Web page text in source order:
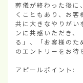
葬儀が終わった後に
くこともあり、お客
共に大きなやりがい
ンに共感いただき、
る」、「お客様のた
のエントリーをお待
アピールポイント: